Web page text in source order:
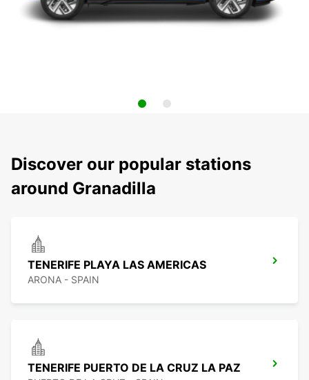
Discover our popular stations
around Granadilla
TENERIFE PLAYA LAS AMERICAS
ARONA - SPAIN
TENERIFE PUERTO DE LA CRUZ LA PAZ